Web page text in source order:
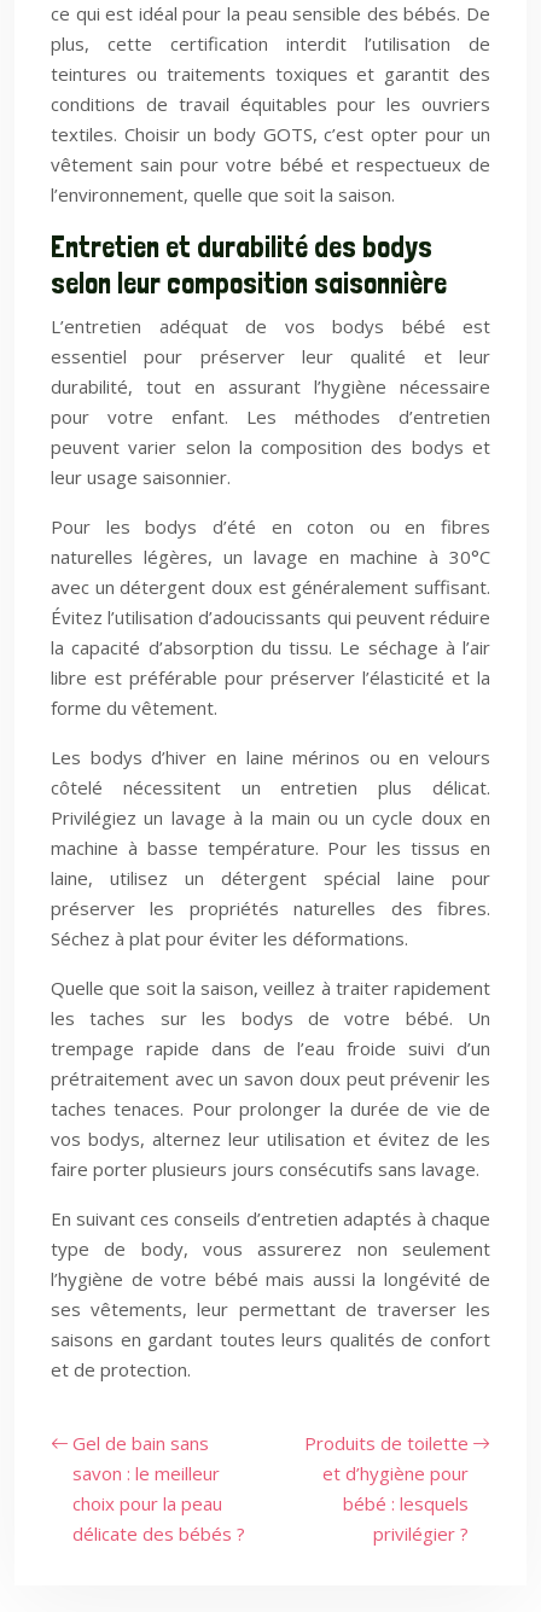
ce qui est idéal pour la peau sensible des bébés. De
plus, cette certification interdit l’utilisation de
teintures ou traitements toxiques et garantit des
conditions de travail équitables pour les ouvriers
textiles. Choisir un body GOTS, c’est opter pour un
vêtement sain pour votre bébé et respectueux de
l’environnement, quelle que soit la saison.
Entretien et durabilité des bodys
selon leur composition saisonnière
L’entretien adéquat de vos bodys bébé est
essentiel pour préserver leur qualité et leur
durabilité, tout en assurant l’hygiène nécessaire
pour votre enfant. Les méthodes d’entretien
peuvent varier selon la composition des bodys et
leur usage saisonnier.
Pour les bodys d’été en coton ou en fibres
naturelles légères, un lavage en machine à 30°C
avec un détergent doux est généralement suffisant.
Évitez l’utilisation d’adoucissants qui peuvent réduire
la capacité d’absorption du tissu. Le séchage à l’air
libre est préférable pour préserver l’élasticité et la
forme du vêtement.
Les bodys d’hiver en laine mérinos ou en velours
côtelé nécessitent un entretien plus délicat.
Privilégiez un lavage à la main ou un cycle doux en
machine à basse température. Pour les tissus en
laine, utilisez un détergent spécial laine pour
préserver les propriétés naturelles des fibres.
Séchez à plat pour éviter les déformations.
Quelle que soit la saison, veillez à traiter rapidement
les taches sur les bodys de votre bébé. Un
trempage rapide dans de l’eau froide suivi d’un
prétraitement avec un savon doux peut prévenir les
taches tenaces. Pour prolonger la durée de vie de
vos bodys, alternez leur utilisation et évitez de les
faire porter plusieurs jours consécutifs sans lavage.
En suivant ces conseils d’entretien adaptés à chaque
type de body, vous assurerez non seulement
l’hygiène de votre bébé mais aussi la longévité de
ses vêtements, leur permettant de traverser les
saisons en gardant toutes leurs qualités de confort
et de protection.
Gel de bain sans
savon : le meilleur
choix pour la peau
délicate des bébés ?
Produits de toilette
et d’hygiène pour
bébé : lesquels
privilégier ?